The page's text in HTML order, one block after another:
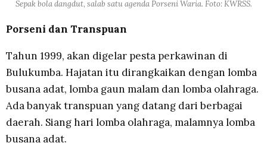
Sepak bola dangdut, salab satu agenda Porseni Waria. Foto: KWRSS.
Porseni dan Transpuan
Tahun 1999, akan digelar pesta perkawinan di
Bulukumba. Hajatan itu dirangkaikan dengan lomba
busana adat, lomba gaun malam dan lomba olahraga.
Ada banyak transpuan yang datang dari berbagai
daerah. Siang hari lomba olahraga, malamnya lomba
busana adat.